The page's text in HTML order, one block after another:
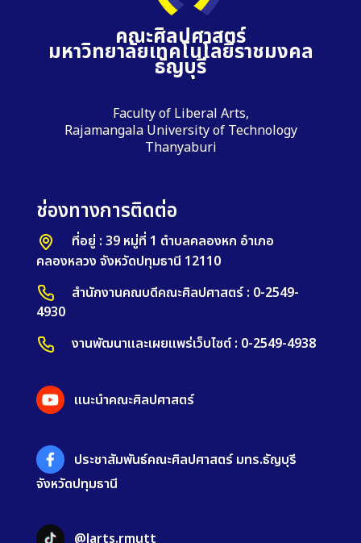
คณะศิลปศาสตร์
มหาวิทยาลัยเทคโนโลยีราชมงคล
ธัญบุรี
Faculty of Liberal Arts,
Rajamangala University of Technology
Thanyaburi
ช่องทางการติดต่อ
ที่อยู่ : 39 หมู่ที่ 1 ตำบลคลองหก อำเภอ
คลองหลวง จังหวัดปทุมธานี 12110
สำนักงานคณบดีคณะศิลปศาสตร์ : 0-2549-
4930
งานพัฒนาและเผยแพร่เว็บไซต์ : 0-2549-4938
แนะนำคณะศิลปศาสตร์
ประชาสัมพันธ์คณะศิลปศาสตร์ มทร.ธัญบุรี
จังหวัดปทุมธานี
@larts.rmutt